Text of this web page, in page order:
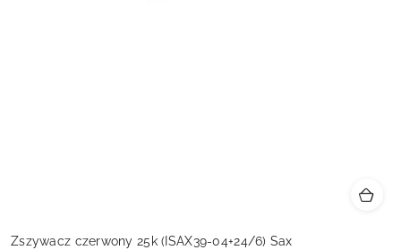
Zszywacz czerwony 25k (ISAX39-04+24/6) Sax